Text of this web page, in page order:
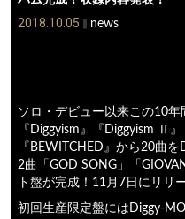
2018.10.05 news
ソロ・デビュー以来この10
『Diggyism』『Diggyism Ⅱ』
『BEWITCHED』から20曲
2曲「GOD SONG」「
ト盤が完成！11月7日にリリ
初回生産限定盤にはDiggy-